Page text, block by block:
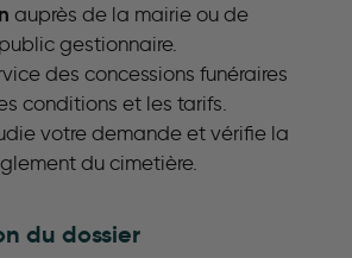
auprès de la mairie ou de
gestionnaire.
des concessions funéraires
conditions et les tarifs.
votre demande et vérifie la
du cimetière.
du dossier